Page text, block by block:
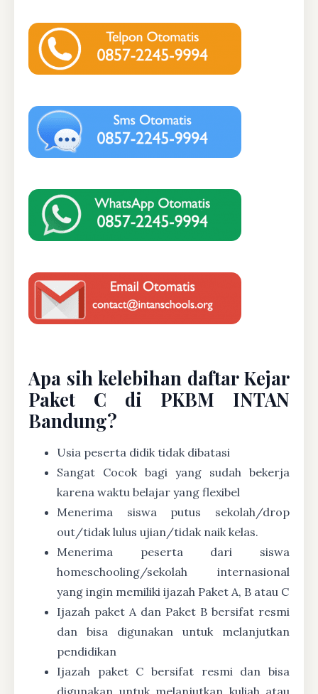
Apa sih kelebihan daftar Kejar
Paket C di PKBM INTAN
Bandung?
Usia peserta didik tidak dibatasi
Sangat Cocok bagi yang sudah bekerja
karena waktu belajar yang flexibel
Menerima siswa putus sekolah/drop
out/tidak lulus ujian/tidak naik kelas.
Menerima peserta dari siswa
homeschooling/sekolah internasional
yang ingin memiliki ijazah Paket A, B atau C
Ijazah paket A dan Paket B bersifat resmi
dan bisa digunakan untuk melanjutkan
pendidikan
Ijazah paket C bersifat resmi dan bisa
digunakan untuk melanjutkan kuliah atau